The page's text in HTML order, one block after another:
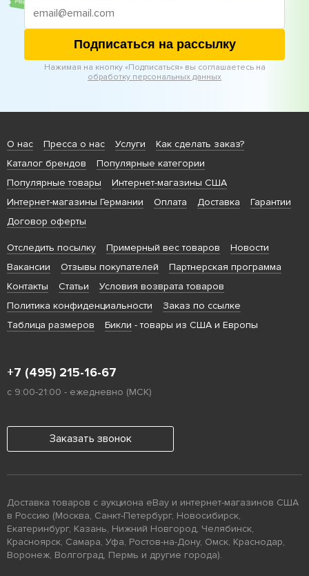
Подписаться на рассылку
Нажимая на кнопку «Подписаться» вы соглашаетесь на
обработку персональных данных
О нас Пресса о нас Услуги
Как сделать заказ?
Каталог брендов
Популярные категории
Популярные товары
Интернет-магазины США
Интернет-магазины Германии
Оплата Доставка
Гарантии
Договор оферты
Отследить посылку Примерный вес товаров
Новости
Вакансии
Отзывы покупателей
Партнерская программа
Контакты
Статьи
Условия возврата товаров
Политика конфиденциальности
Заказ по ссылке
Таблица размеров
Бикли - товары из США и Европы
+7 (495) 215-16-67
с 9:00-21:00 - ежедневно (МСК)
Заказать звонок
Доставка товаров с аукциона eBay и интернет-магазинов США
в Россию (Москва, Санкт-Петербург, Новосибирск,
Екатеринбург, Казань, Нижний Новгород, Челябинск,
Красноярск, Самара, Уфа, Ростов-на-Дону, Омск, Краснодар,
Воронеж, Волгоград, Пермь и другие города).